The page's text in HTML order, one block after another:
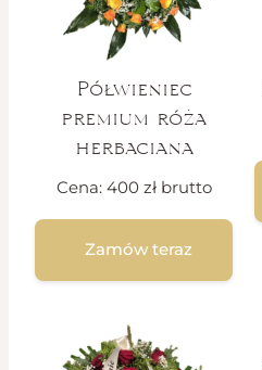
Półwieniec
premium róża
herbaciana
Cena: 400 zł brutto
Zamów teraz